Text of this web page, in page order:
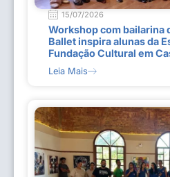
15/07/2026
Workshop com bailarina
Ballet inspira alunas da
Fundação Cultural em
Leia Mais